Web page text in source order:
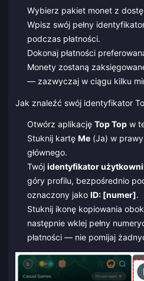
Wybierz pakiet monet z
Wpisz swój pełny
podczas płatności.
Dokonaj płatności
Monety zostaną
— zazwyczaj w ciągu kilku
Jak znaleźć swój identyfikator
Otwórz aplikację Top Topw
Stuknij kartę Me(Ja) w
głównego.
Twój identyfikator
góry profilu, bezpośrednio
oznaczony jako ID: [numer].
Stuknij ikonę kopiowania
następnie wklej pełny
płatności — nie pomijaj